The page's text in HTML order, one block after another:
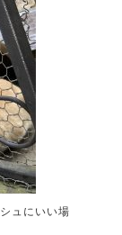
ュにいい場